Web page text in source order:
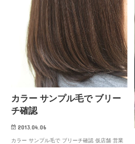
カラー サンプル毛で ブリー
チ確認
2013.04.06
カラー サンプル毛で ブリーチ確認 仮店舗 営業